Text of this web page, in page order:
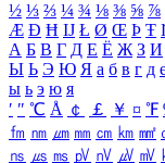
½ ⅓ ⅔ ¼ ¾ ⅛ ⅜ ⅝ ⅞
Æ Ð Ħ Ĳ Ł Ø Œ Þ Ŧ
А Б В Г Д Е Ё Ж З И
Ы Ь Э Ю Я а б в г д
ы ь э ю я
′ ″ ℃ Å ￠ ￡ ￥ ¤ ℉
㎙ ㎚ ㎛ ㎜ ㎝ ㎞ ㎟
㎱ ㎲ ㎳ ㎴ ㎵ ㎶ ㎷